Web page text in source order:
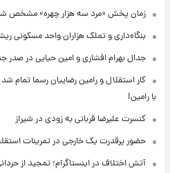
زمان پخش «مرد سه هزار چهره» مشخص
بنگاه‌داری و تملک هزاران واحد مسکونی
جدال بهرام افشاری و امین حیایی در صدر جدول؛ فروش ۴
کار استقلال و رامین رضاییان رسما
با رامین!
کنسرت علیرضا قربانی به زودی در شیراز
حضور پرقدرت یک خارجی در تمرینات
آتش اختلاف در اینستاگرام؛ تمجید از